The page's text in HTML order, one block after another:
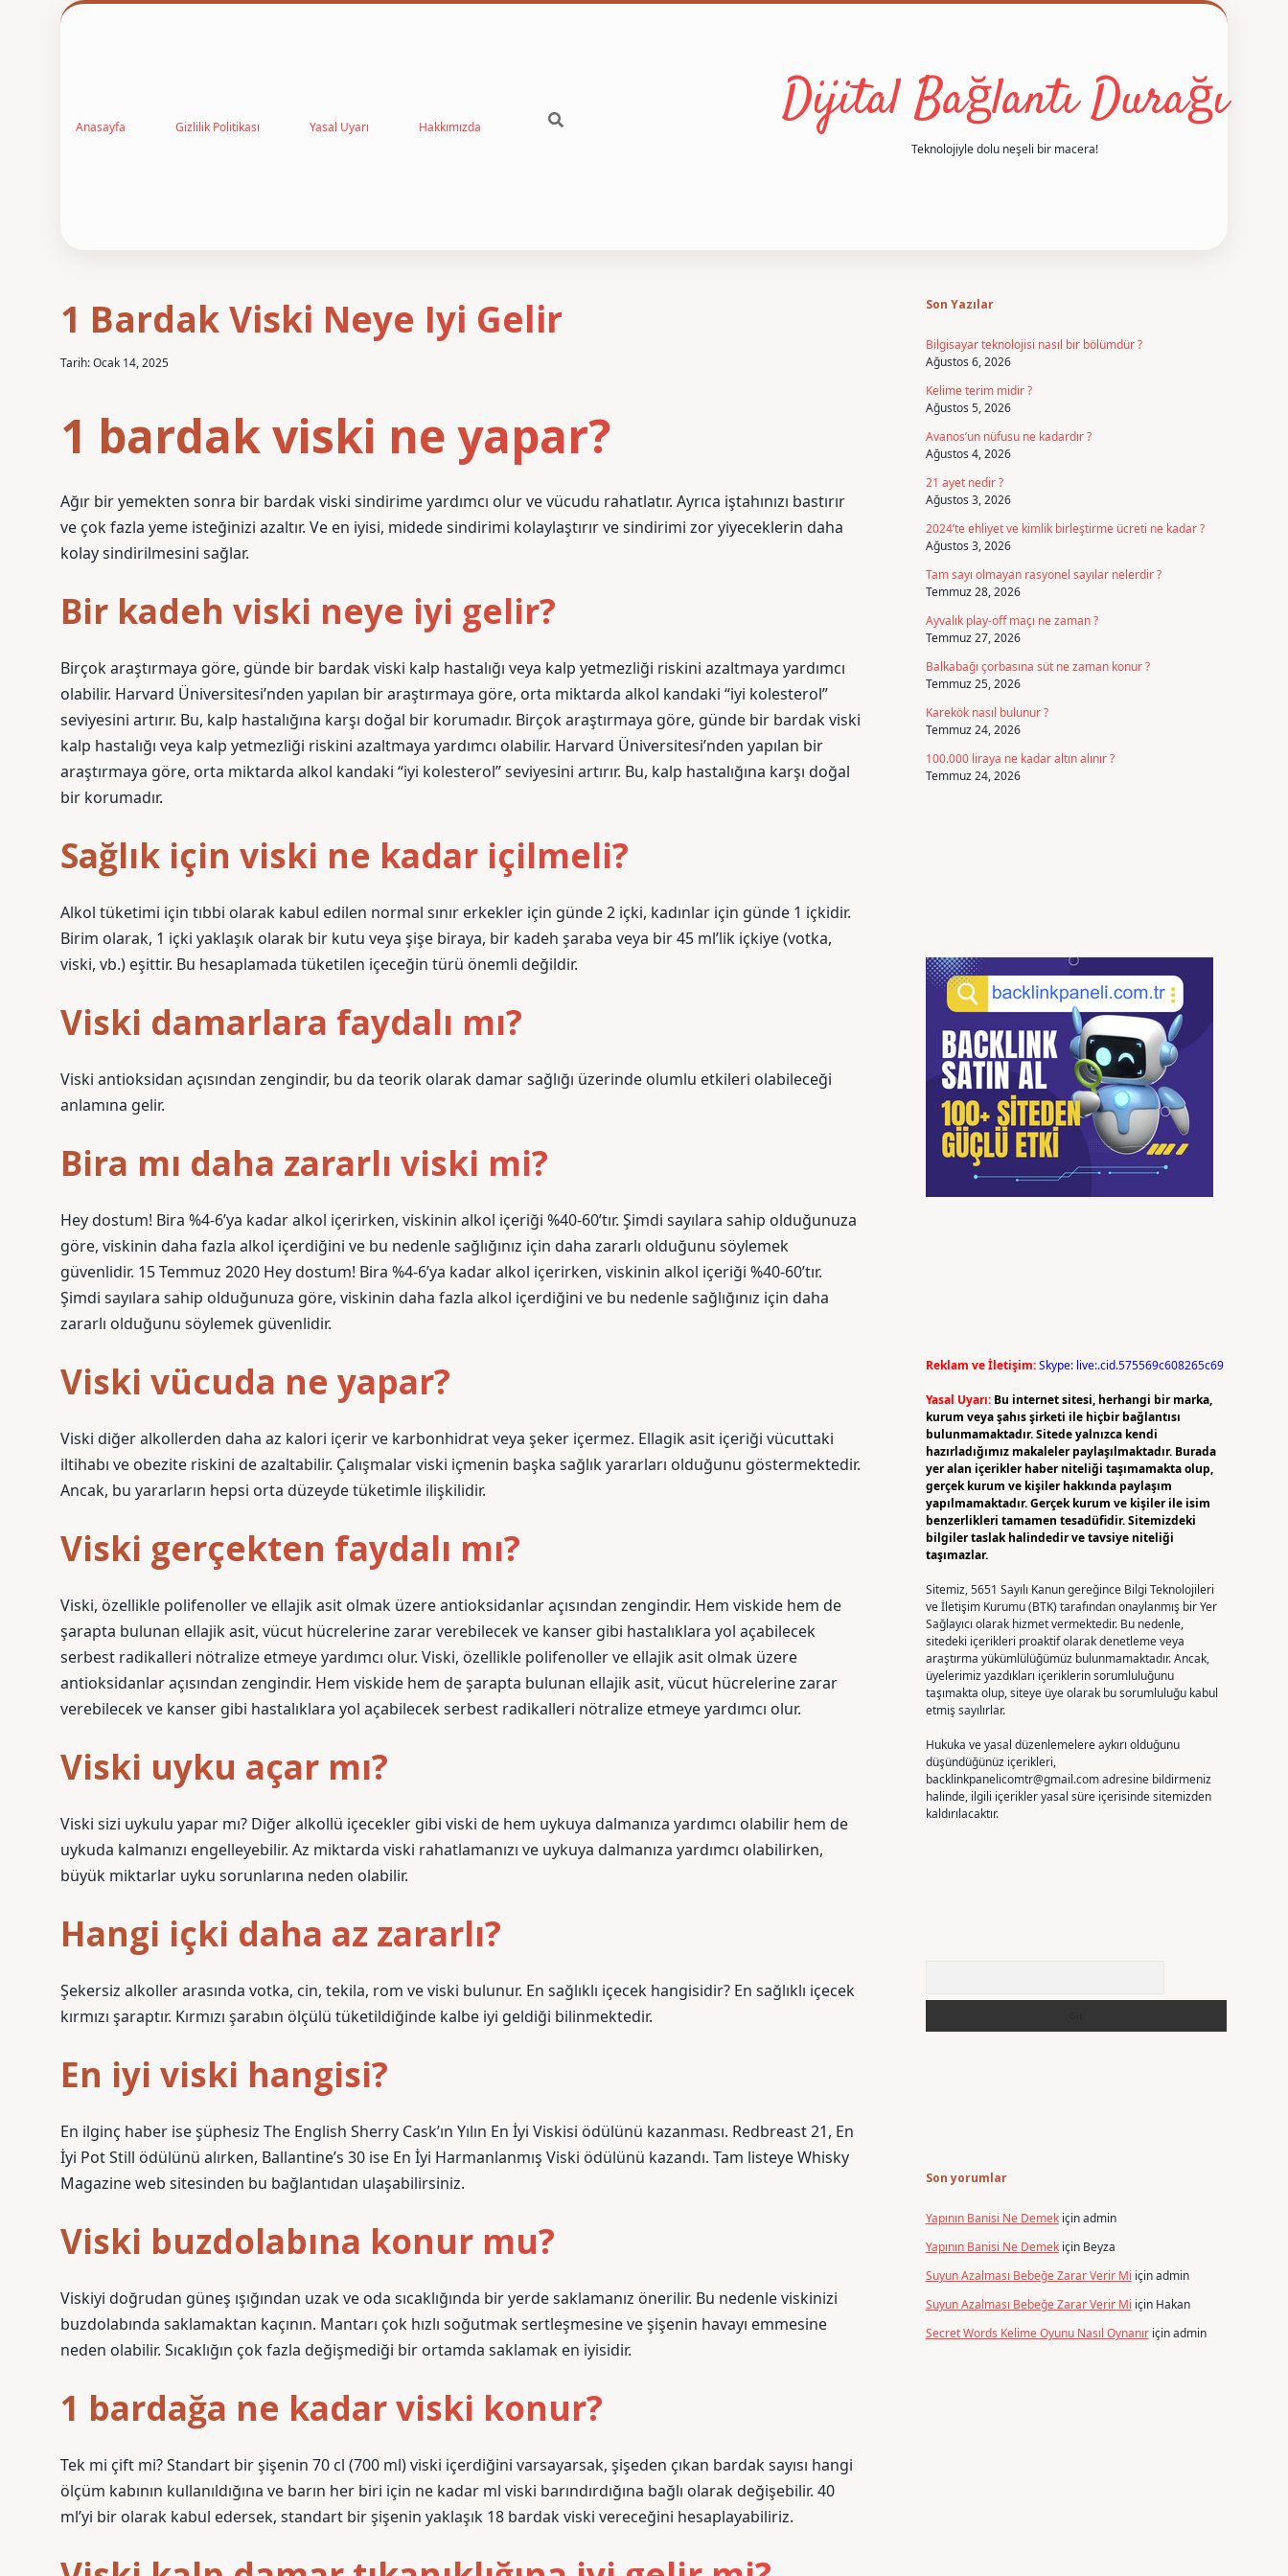
Anasayfa Gizlilik Politikası Yasal Uyarı Hakkımızda Dijital Bağlantı Durağı
Teknolojiyle dolu neşeli bir macera!
1 Bardak Viski Neye Iyi Gelir
Tarih: Ocak 14, 2025
1 bardak viski ne yapar?
Ağır bir yemekten sonra bir bardak viski sindirime yardımcı olur ve vücudu rahatlatır. Ayrıca iştahınızı bastırır
ve çok fazla yeme isteğinizi azaltır. Ve en iyisi, midede sindirimi kolaylaştırır ve sindirimi zor yiyeceklerin daha
kolay sindirilmesini sağlar.
Bir kadeh viski neye iyi gelir?
Birçok araştırmaya göre, günde bir bardak viski kalp hastalığı veya kalp yetmezliği riskini azaltmaya yardımcı
olabilir. Harvard Üniversitesi’nden yapılan bir araştırmaya göre, orta miktarda alkol kandaki “iyi kolesterol”
seviyesini artırır. Bu, kalp hastalığına karşı doğal bir korumadır. Birçok araştırmaya göre, günde bir bardak viski
kalp hastalığı veya kalp yetmezliği riskini azaltmaya yardımcı olabilir. Harvard Üniversitesi’nden yapılan bir
araştırmaya göre, orta miktarda alkol kandaki “iyi kolesterol” seviyesini artırır. Bu, kalp hastalığına karşı doğal
bir korumadır.
Sağlık için viski ne kadar içilmeli?
Alkol tüketimi için tıbbi olarak kabul edilen normal sınır erkekler için günde 2 içki, kadınlar için günde 1 içkidir.
Birim olarak, 1 içki yaklaşık olarak bir kutu veya şişe biraya, bir kadeh şaraba veya bir 45 ml’lik içkiye (votka,
viski, vb.) eşittir. Bu hesaplamada tüketilen içeceğin türü önemli değildir.
Viski damarlara faydalı mı?
Viski antioksidan açısından zengindir, bu da teorik olarak damar sağlığı üzerinde olumlu etkileri olabileceği
anlamına gelir.
Bira mı daha zararlı viski mi?
Hey dostum! Bira %4-6’ya kadar alkol içerirken, viskinin alkol içeriği %40-60’tır. Şimdi sayılara sahip olduğunuza
göre, viskinin daha fazla alkol içerdiğini ve bu nedenle sağlığınız için daha zararlı olduğunu söylemek
güvenlidir. 15 Temmuz 2020 Hey dostum! Bira %4-6’ya kadar alkol içerirken, viskinin alkol içeriği %40-60’tır.
Şimdi sayılara sahip olduğunuza göre, viskinin daha fazla alkol içerdiğini ve bu nedenle sağlığınız için daha
zararlı olduğunu söylemek güvenlidir.
Viski vücuda ne yapar?
Viski diğer alkollerden daha az kalori içerir ve karbonhidrat veya şeker içermez. Ellagik asit içeriği vücuttaki
iltihabı ve obezite riskini de azaltabilir. Çalışmalar viski içmenin başka sağlık yararları olduğunu göstermektedir.
Ancak, bu yararların hepsi orta düzeyde tüketimle ilişkilidir.
Viski gerçekten faydalı mı?
Viski, özellikle polifenoller ve ellajik asit olmak üzere antioksidanlar açısından zengindir. Hem viskide hem de
şarapta bulunan ellajik asit, vücut hücrelerine zarar verebilecek ve kanser gibi hastalıklara yol açabilecek
serbest radikalleri nötralize etmeye yardımcı olur. Viski, özellikle polifenoller ve ellajik asit olmak üzere
antioksidanlar açısından zengindir. Hem viskide hem de şarapta bulunan ellajik asit, vücut hücrelerine zarar
verebilecek ve kanser gibi hastalıklara yol açabilecek serbest radikalleri nötralize etmeye yardımcı olur.
Viski uyku açar mı?
Viski sizi uykulu yapar mı? Diğer alkollü içecekler gibi viski de hem uykuya dalmanıza yardımcı olabilir hem de
uykuda kalmanızı engelleyebilir. Az miktarda viski rahatlamanızı ve uykuya dalmanıza yardımcı olabilirken,
büyük miktarlar uyku sorunlarına neden olabilir.
Hangi içki daha az zararlı?
Şekersiz alkoller arasında votka, cin, tekila, rom ve viski bulunur. En sağlıklı içecek hangisidir? En sağlıklı içecek
kırmızı şaraptır. Kırmızı şarabın ölçülü tüketildiğinde kalbe iyi geldiği bilinmektedir.
En iyi viski hangisi?
En ilginç haber ise şüphesiz The English Sherry Cask’ın Yılın En İyi Viskisi ödülünü kazanması. Redbreast 21, En
İyi Pot Still ödülünü alırken, Ballantine’s 30 ise En İyi Harmanlanmış Viski ödülünü kazandı. Tam listeye Whisky
Magazine web sitesinden bu bağlantıdan ulaşabilirsiniz.
Viski buzdolabına konur mu?
Viskiyi doğrudan güneş ışığından uzak ve oda sıcaklığında bir yerde saklamanız önerilir. Bu nedenle viskinizi
buzdolabında saklamaktan kaçının. Mantarı çok hızlı soğutmak sertleşmesine ve şişenin havayı emmesine
neden olabilir. Sıcaklığın çok fazla değişmediği bir ortamda saklamak en iyisidir.
1 bardağa ne kadar viski konur?
Tek mi çift mi? Standart bir şişenin 70 cl (700 ml) viski içerdiğini varsayarsak, şişeden çıkan bardak sayısı hangi
ölçüm kabının kullanıldığına ve barın her biri için ne kadar ml viski barındırdığına bağlı olarak değişebilir. 40
ml’yi bir olarak kabul edersek, standart bir şişenin yaklaşık 18 bardak viski vereceğini hesaplayabiliriz.
Son Yazılar
Bilgisayar teknolojisi nasıl bir bölümdür ?
Ağustos 6, 2026
Kelime terim midir ?
Ağustos 5, 2026
Avanos’un nüfusu ne kadardır ?
Ağustos 4, 2026
21 ayet nedir ?
Ağustos 3, 2026
2024’te ehliyet ve kimlik birleştirme ücreti ne kadar ?
Ağustos 3, 2026
Tam sayı olmayan rasyonel sayılar nelerdir ?
Temmuz 28, 2026
Ayvalık play-off maçı ne zaman ?
Temmuz 27, 2026
Balkabağı çorbasına süt ne zaman konur ?
Temmuz 25, 2026
Karekök nasıl bulunur ?
Temmuz 24, 2026
100.000 liraya ne kadar altın alınır ?
Temmuz 24, 2026
Reklam ve İletişim:Skype: live:.cid.575569c608265c69
Yasal Uyarı: Bu internet sitesi, herhangi bir marka,
kurum veya şahıs şirketi ile hiçbir bağlantısı
bulunmamaktadır. Sitede yalnızca kendi
hazırladığımız makaleler paylaşılmaktadır. Burada
yer alan içerikler haber niteliği taşımamakta olup,
gerçek kurum ve kişiler hakkında paylaşım
yapılmamaktadır. Gerçek kurum ve kişiler ile isim
benzerlikleri tamamen tesadüfidir. Sitemizdeki
bilgiler taslak halindedir ve tavsiye niteliği
taşımazlar.
Sitemiz, 5651 Sayılı Kanun gereğince Bilgi Teknolojileri
ve İletişim Kurumu (BTK) tarafından onaylanmış bir Yer
Sağlayıcı olarak hizmet vermektedir. Bu nedenle,
sitedeki içerikleri proaktif olarak denetleme veya
araştırma yükümlülüğümüz bulunmamaktadır. Ancak,
üyelerimiz yazdıkları içeriklerin sorumluluğunu
taşımakta olup, siteye üye olarak bu sorumluluğu kabul
etmiş sayılırlar.
Hukuka ve yasal düzenlemelere aykırı olduğunu
düşündüğünüz içerikleri,
backlinkpanelicomtr@gmail.comadresine bildirmeniz
halinde, ilgili içerikler yasal süre içerisinde sitemizden
kaldırılacaktır.
Son yorumlar
Yapının Banisi Ne Demekiçinadmin
Yapının Banisi Ne Demekiçin Beyza
Suyun Azalması Bebeğe Zarar Verir Mi içinadmin
Suyun Azalması Bebeğe Zarar Verir Mi için Hakan
Secret Words Kelime Oyunu Nasıl Oynanıriçinadmin